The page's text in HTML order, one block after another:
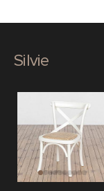
Silvie